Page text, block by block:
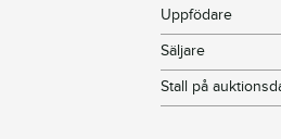
Uppfödare
Säljare
Stall på